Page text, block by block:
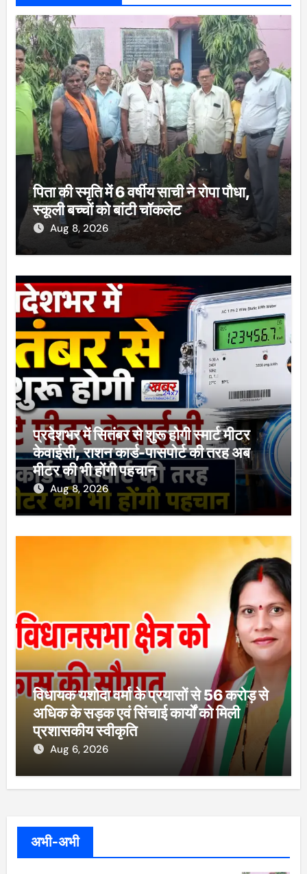
पिता की स्मृति में 6 वर्षीय साची ने रोपा पौधा,
स्कूली बच्चों को बांटी चॉकलेट
Aug 8, 2026
प्रदेशभर में सितंबर से शुरू होगी स्मार्ट मीटर
केवाईसी, राशन कार्ड-पासपोर्ट की तरह अब
मीटर की भी होंगी पहचान
Aug 8, 2026
विधायक यशोदा वर्मा के प्रयासों से 56 करोड़ से
अधिक के सड़क एवं सिंचाई कार्यों को मिली
प्रशासकीय स्वीकृति
Aug 6, 2026
अभी-अभी